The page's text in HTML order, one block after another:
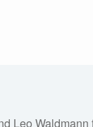
Leo